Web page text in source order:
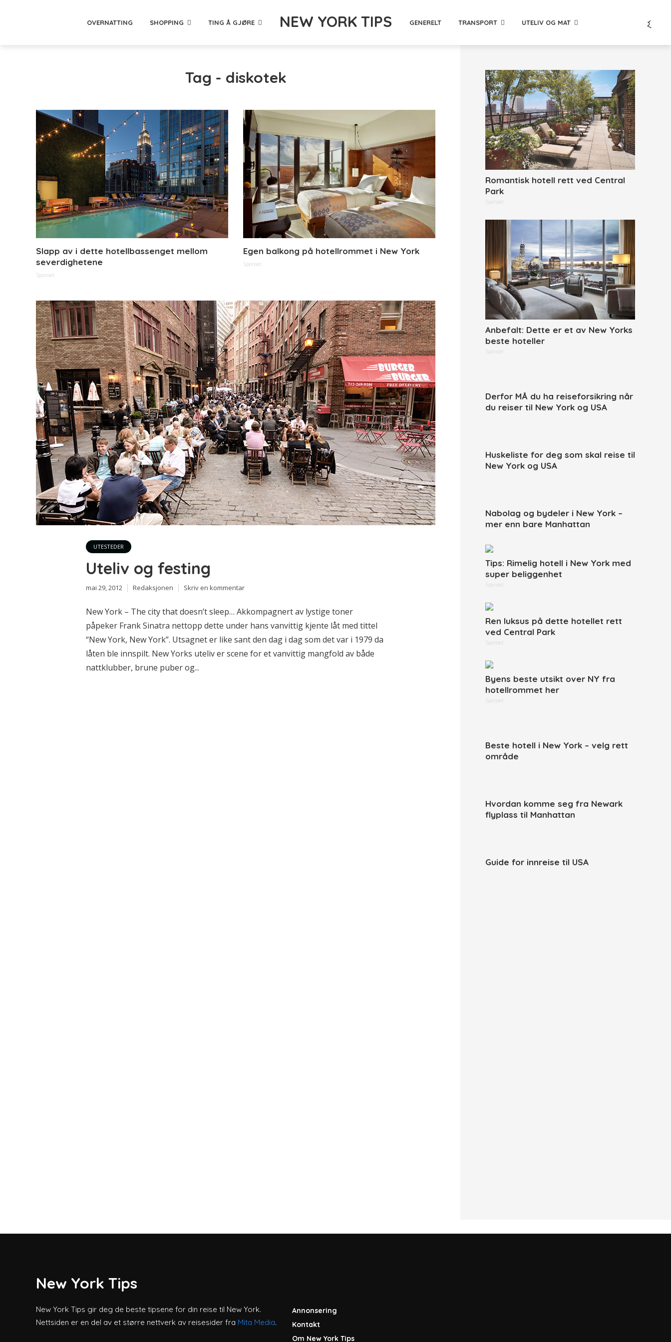
OVERNATTING SHOPPING TING Å GJØRE NEW YORK TIPS GENERELT TRANSPORT UTELIV OG MAT
Tag - diskotek
Slapp av i dette hotellbassenget mellom
severdighetene
Sponset
Egen balkong på hotellrommet i New York
Sponset
UTESTEDER
Uteliv og festing
mai 29, 2012 Redaksjonen Skriv en kommentar
New York – The city that doesn’t sleep… Akkompagnert av lystige toner
påpeker Frank Sinatra nettopp dette under hans vanvittig kjente låt med tittel
“New York, New York”. Utsagnet er like sant den dag i dag som det var i 1979 da
låten ble innspilt. New Yorks uteliv er scene for et vanvittig mangfold av både
nattklubber, brune puber og...
Romantisk hotell rett ved Central
Park
Sponset
Anbefalt: Dette er et av New Yorks
beste hoteller
Sponset
Derfor MÅ du ha reiseforsikring når
du reiser til New York og USA
Huskeliste for deg som skal reise til
New York og USA
Nabolag og bydeler i New York –
mer enn bare Manhattan
Tips: Rimelig hotell i New York med
super beliggenhet
Sponset
Ren luksus på dette hotellet rett
ved Central Park
Sponset
Byens beste utsikt over NY fra
hotellrommet her
Sponset
Beste hotell i New York – velg rett
område
Hvordan komme seg fra Newark
flyplass til Manhattan
Guide for innreise til USA
New York Tips
New York Tips gir deg de beste tipsene for din reise til New York.
Nettsiden er en del av et større nettverk av reisesider fra Mita Media.
Annonsering
Kontakt
Om New York Tips